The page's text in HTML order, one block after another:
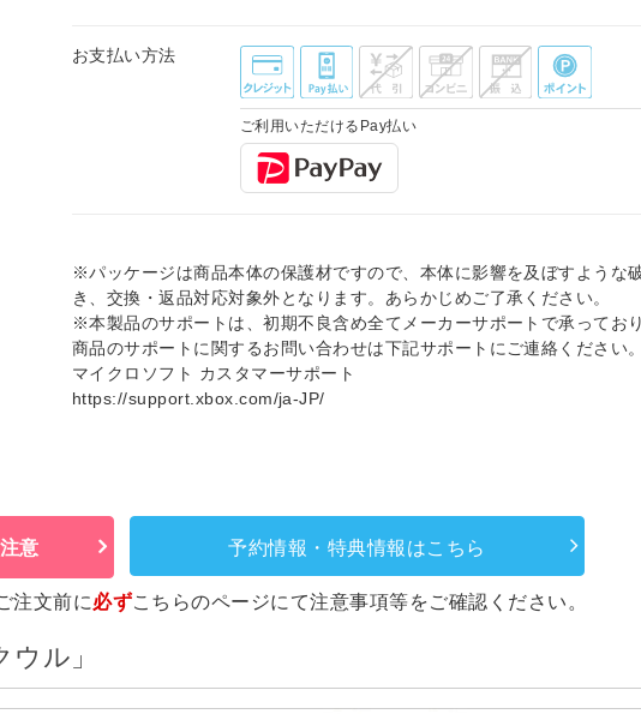
お支払い方法
ご利用いただけるPay払い
※パッケージは商品本体の保護材ですので、本体に影響を及ぼすような
き、交換・返品対応対象外となります。あらかじめご了承ください。
※本製品のサポートは、初期不良含め全てメーカーサポートで承っており
商品のサポートに関するお問い合わせは下記サポートにご連絡ください。
マイクロソフト カスタマーサポート
https://support.xbox.com/ja-JP/
意 予約情報・特典情報はこちら
注文前に必ずこちらのページにて注意事項等をご確認ください。
ル」